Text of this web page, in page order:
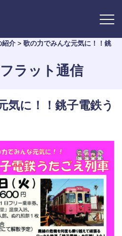
紹介 > 歌の力でみんな元気に！！銚
ラット通信
気に！！銚子電鉄う